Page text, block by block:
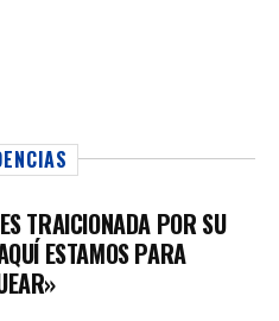
TRAICIONADA POR SU
ESTAMOS PARA